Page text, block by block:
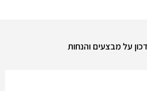
על מבצעים והנחות